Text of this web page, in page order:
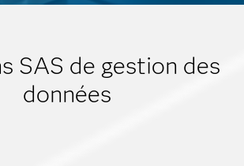
SAS de gestion des
données